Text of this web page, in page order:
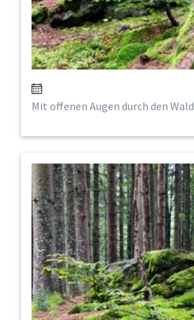
Mit offenen Augen durch den Wald